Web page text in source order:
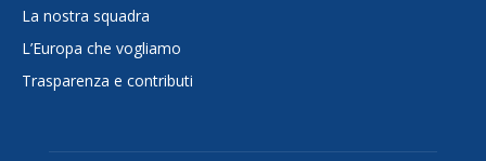
La nostra squadra
L’Europa che vogliamo
Trasparenza e contributi